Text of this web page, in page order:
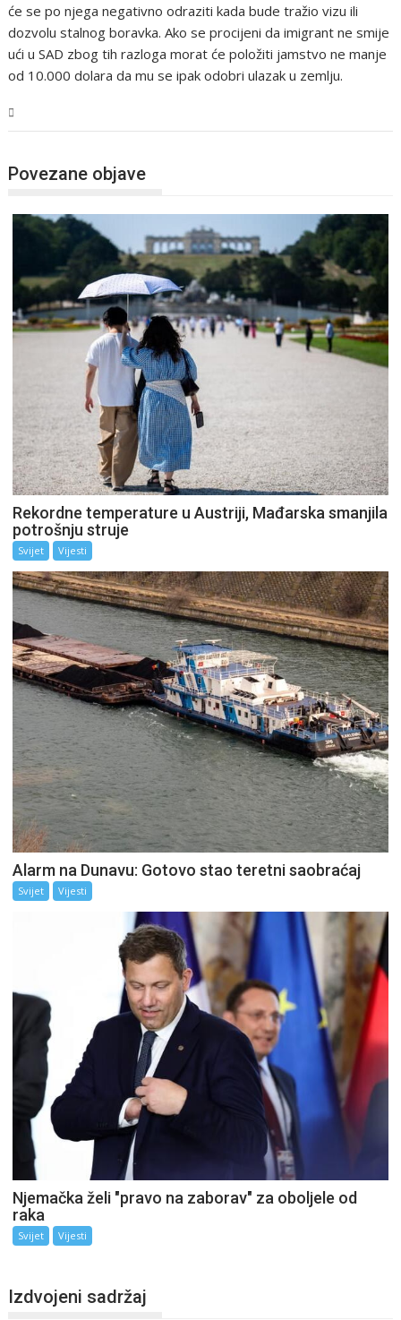
će se po njega negativno odraziti kada bude tražio vizu ili
dozvolu stalnog boravka. Ako se procijeni da imigrant ne smije
ući u SAD zbog tih razloga morat će položiti jamstvo ne manje
od 10.000 dolara da mu se ipak odobri ulazak u zemlju.
Povezane objave
Rekordne temperature u Austriji, Mađarska smanjila
potrošnju struje
Svijet Vijesti
Alarm na Dunavu: Gotovo stao teretni saobraćaj
Svijet Vijesti
Njemačka želi "pravo na zaborav" za oboljele od
raka
Svijet Vijesti
Izdvojeni sadržaj